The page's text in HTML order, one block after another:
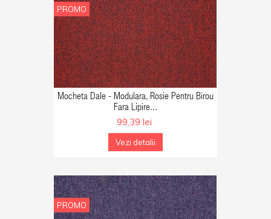
PROMO
Mocheta Dale - Modulara, Rosie Pentru Birou
Fara Lipire...
99,39 lei
Vezi detalii
PROMO